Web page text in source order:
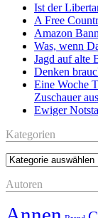
Ist der
A Free
Amazon
Was, wenn
Jagd auf alte
Denken
Eine Woche
Zuschauer aus
Ewiger
Kategorien
Kategorien
Autoren